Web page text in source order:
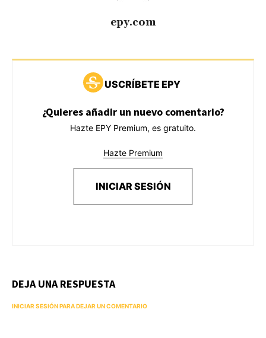
epy.com
USCRÍBETE EPY
¿Quieres añadir un nuevo comentario?
Hazte EPY Premium, es gratuito.
Hazte Premium
INICIAR SESIÓN
DEJA UNA RESPUESTA
INICIAR SESIÓN PARA DEJAR UN COMENTARIO